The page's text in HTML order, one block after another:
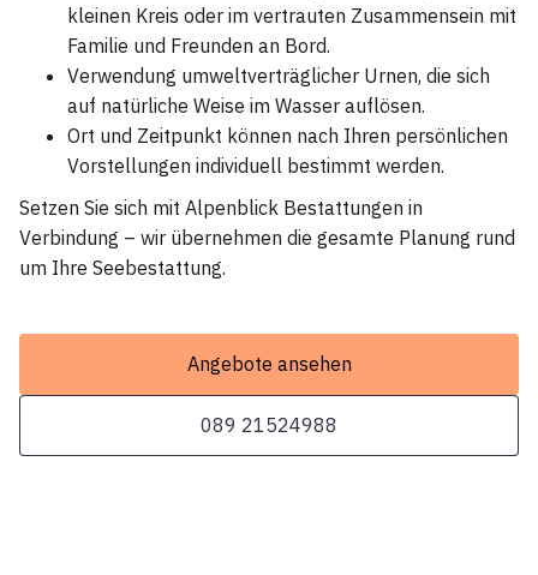
kleinen Kreis oder im vertrauten Zusammensein mit
Familie und Freunden an Bord.
Verwendung umweltverträglicher Urnen, die sich
auf natürliche Weise im Wasser auflösen.
Ort und Zeitpunkt können nach Ihren persönlichen
Vorstellungen individuell bestimmt werden.
Setzen Sie sich mit Alpenblick Bestattungen in
Verbindung – wir übernehmen die gesamte Planung rund
um Ihre Seebestattung.
Angebote ansehen
089 21524988